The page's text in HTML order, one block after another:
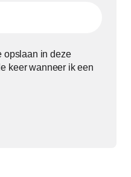
opslaan in deze
keer wanneer ik een